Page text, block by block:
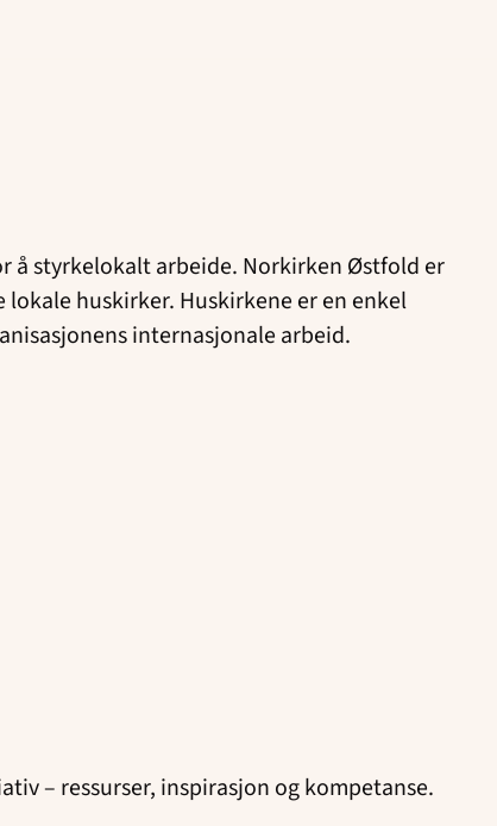
å styrkelokalt arbeide. Norkirken Østfold er
huskirker. Huskirkene er en enkel
internasjonale arbeid.
– ressurser, inspirasjon og kompetanse.